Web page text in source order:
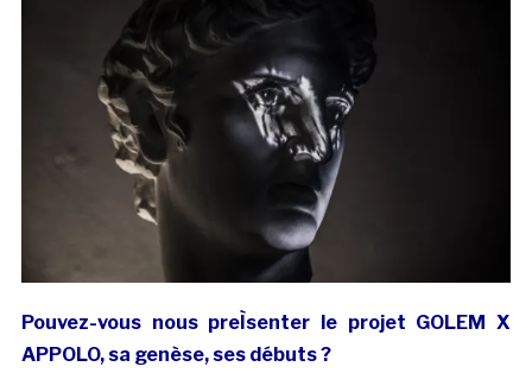
Pouvez-vous nous preÌsenter le projet GOLEM X
APPOLO, sa genèse, ses débuts ?